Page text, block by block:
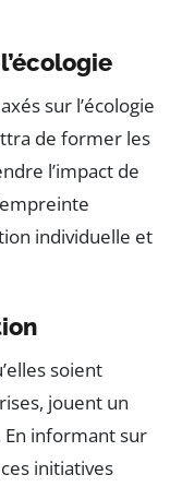
axés sur l’écologie
de former les
l’impact de
individuelle et
soient
jouent un
En informant sur
initiatives